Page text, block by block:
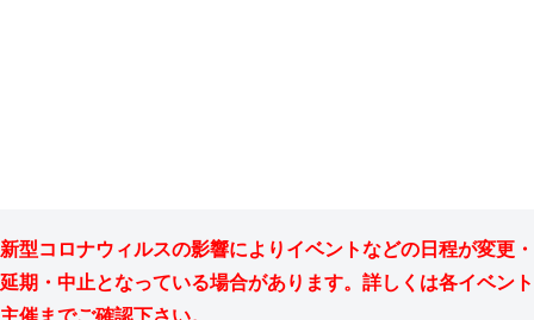
新型コロナウィルスの影響によりイベントなどの日程が変更・
延期・中止となっている場合があります。詳しくは各イベント
主催までご確認下さい。